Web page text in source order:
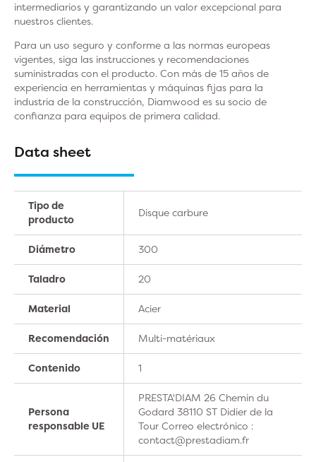
intermediarios y garantizando un valor excepcional para
nuestros clientes.
Para un uso seguro y conforme a las normas europeas
vigentes, siga las instrucciones y recomendaciones
suministradas con el producto. Con más de 15 años de
experiencia en herramientas y máquinas fijas para la
industria de la construcción, Diamwood es su socio de
confianza para equipos de primera calidad.
Data sheet
Tipo de
producto
Disque carbure
Diámetro 300
Taladro 20
Material Acier
Recomendación Multi-matériaux
Contenido 1
Persona
responsable UE
PRESTA'DIAM 26 Chemin du
Godard 38110 ST Didier de la
Tour Correo electrónico :
contact@prestadiam.fr